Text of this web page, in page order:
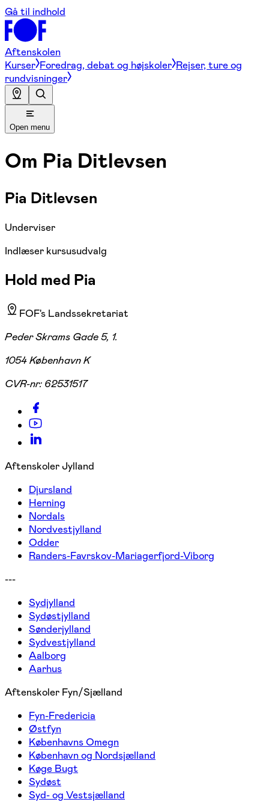
Gå til indhold
Aftenskolen
Kurser Foredrag, debat og højskoler Rejser, ture og
rundvisninger
Open menu
Om Pia Ditlevsen
Pia Ditlevsen
Underviser
Indlæser kursusudvalg
Hold med Pia
FOF's Landssekretariat
Peder Skrams Gade 5, 1.
1054 København K
CVR-nr: 62531517
Aftenskoler Jylland
Djursland
Herning
Nordals
Nordvestjylland
Odder
Randers-Favrskov-Mariagerfjord-Viborg
---
Sydjylland
Sydøstjylland
Sønderjylland
Sydvestjylland
Aalborg
Aarhus
Aftenskoler Fyn/Sjælland
Fyn-Fredericia
Østfyn
Københavns Omegn
København og Nordsjælland
Køge Bugt
Sydøst
Syd- og Vestsjælland